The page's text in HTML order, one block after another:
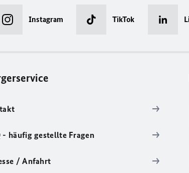
Instagram TikTok
- häufig gestellte Fragen
/ Anfahrt